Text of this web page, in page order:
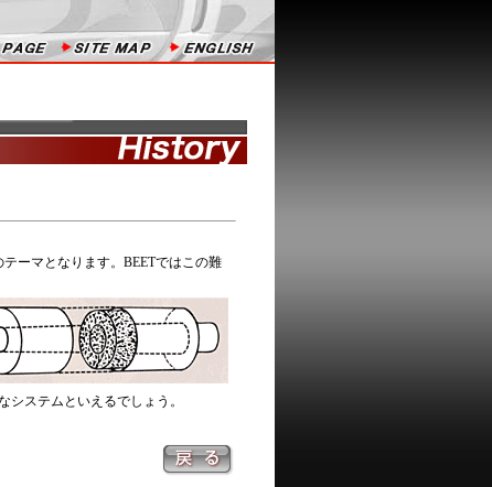
ーマとなります。BEETではこの難
システムといえるでしょう。